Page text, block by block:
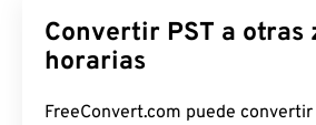
Convertir PST a otras
horarias
FreeConvert.com puede convertir